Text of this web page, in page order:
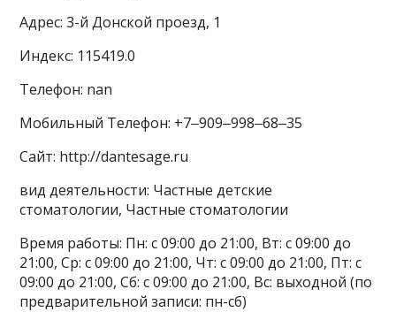
Адрес: 3-й Донской проезд, 1
Индекс: 115419.0
Телефон: nan
Мобильный Телефон: +7‒909‒998‒68‒35
Сайт: http://dantesage.ru
вид деятельности: Частные детские
стоматологии, Частные стоматологии
Время работы: Пн: с 09:00 до 21:00, Вт: с 09:00 до
21:00, Ср: с 09:00 до 21:00, Чт: с 09:00 до 21:00, Пт: с
09:00 до 21:00, Сб: с 09:00 до 21:00, Вс: выходной (по
предварительной записи: пн-сб)